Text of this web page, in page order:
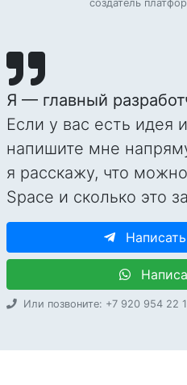
создатель
Я — главный
Если у вас есть идея
напишите мне
я расскажу, что
Space и сколько это
Или позвоните: +7 920 954 22